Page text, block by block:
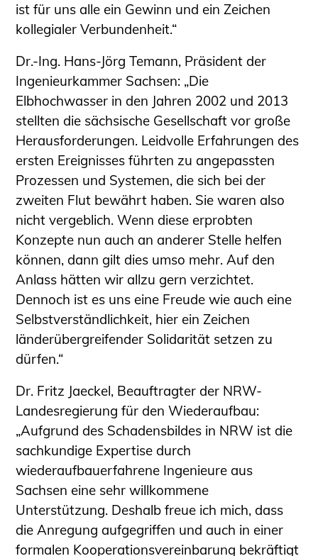
ist für uns alle ein Gewinn und ein Zeichen
kollegialer Verbundenheit.“
Dr.-Ing. Hans-Jörg Temann, Präsident der
Ingenieurkammer Sachsen: „Die
Elbhochwasser in den Jahren 2002 und 2013
stellten die sächsische Gesellschaft vor große
Herausforderungen. Leidvolle Erfahrungen des
ersten Ereignisses führten zu angepassten
Prozessen und Systemen, die sich bei der
zweiten Flut bewährt haben. Sie waren also
nicht vergeblich. Wenn diese erprobten
Konzepte nun auch an anderer Stelle helfen
können, dann gilt dies umso mehr. Auf den
Anlass hätten wir allzu gern verzichtet.
Dennoch ist es uns eine Freude wie auch eine
Selbstverständlichkeit, hier ein Zeichen
länderübergreifender Solidarität setzen zu
dürfen.“
Dr. Fritz Jaeckel, Beauftragter der NRW-
Landesregierung für den Wiederaufbau:
„Aufgrund des Schadensbildes in NRW ist die
sachkundige Expertise durch
wiederaufbauerfahrene Ingenieure aus
Sachsen eine sehr willkommene
Unterstützung. Deshalb freue ich mich, dass
die Anregung aufgegriffen und auch in einer
formalen Kooperationsvereinbarung bekräftigt